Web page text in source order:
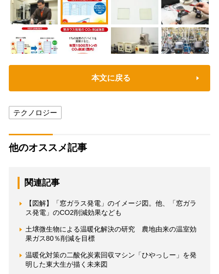
本文に戻る
テクノロジー
他のオススメ記事
関連記事
【図解】「窓ガラス発電」のイメージ図。他、「窓ガラ
ス発電」のCO2削減効果なども
土壌微生物による温暖化解決の研究 農地由来の温室効
果ガス80％削減を目標
温暖化対策の二酸化炭素回収マシン「ひやっしー」を発
明した東大生が描く未来図